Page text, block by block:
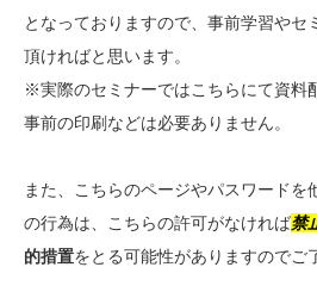
となっておりますので、事前学習やセ
頂ければと思います。
※実際のセミナーではこちらにて資料
事前の印刷などは必要ありません。
また、こちらのページやパスワードを
の行為は、こちらの許可がなければ禁
的措置をとる可能性がありますのでご